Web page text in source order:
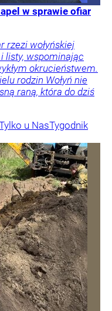
w sprawie ofiar
rzezi wołyńskiej
listy, wspominając
okrucieństwem.
rodzin Wołyń nie
raną, która do dziś
u NasTygodnik